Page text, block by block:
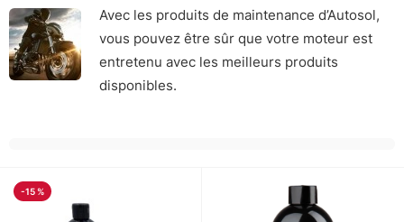
Avec les produits de maintenance d’Autosol,
vous pouvez être sûr que votre moteur est
entretenu avec les meilleurs produits
disponibles.
-15 %